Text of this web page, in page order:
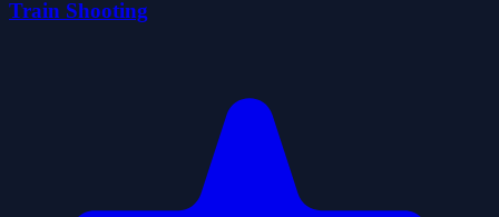
Train Shooting